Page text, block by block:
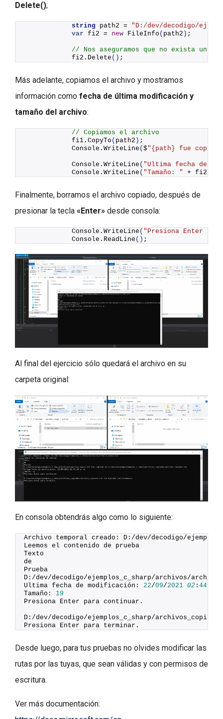
Delete();
string path2 = "D:/dev/decodigo/
var fi2 = new FileInfo ( path2 ) ;
// Nos aseguramos que no exista un
            fi2.
Delete () ;
Más adelante, copiamos el archivo y mostramos
información como fecha de última modificación y
tamaño del archivo:
// Copiamos el archivo
            fi1.
CopyTo ( path2 ) ;
            Console.
WriteLine ( $" {path} fue
            Console.
WriteLine ( "Ultima fecha de
            Console.
WriteLine ( "Tamaño: " + fi2.
Finalmente, borramos el archivo copiado, después de
presionar la tecla «Enter» desde consola:
            Console.
WriteLine ( "Presiona Enter
            Console.
ReadLine () ;
Al final del ejercicio sólo quedará el archivo en su
carpeta original:
En consola obtendrás algo como lo siguiente:
Archivo temporal creado: D:/dev/decodigo/
Leemos el contenido de prueba
Texto
de
Prueba
D:/dev/decodigo/ejemplos_c_sharp/archivos/
Ultima fecha de modificación: 22/09/2021 02 : 44
Tamaño: 19
Presiona Enter para continuar.
D:/dev/decodigo/ejemplos_c_sharp/
Presiona Enter para terminar.
Desde luego, para tus pruebas no olvides modificar las
rutas por las tuyas, que sean válidas y con permisos de
escritura.
Ver más documentación: